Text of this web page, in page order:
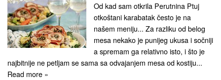
Od kad sam otkrila Perutnina Ptuj
otkoštani karabatak često je na
našem meniju... Za razliku od belog
mesa nekako je punijeg ukusa i sočniji
a spremam ga relativno isto, i što je
najbitnije ne petljam se sama sa odvajanjem mesa od kostiju...
Read more »